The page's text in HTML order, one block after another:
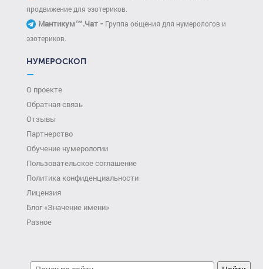
продвижение для эзотериков.
Мантикум™.Чат - Группа общения для нумерологов и
эзотериков.
НУМЕРОСКОП
—
О проекте
Обратная связь
Отзывы
Партнерство
Обучение нумерологии
Пользовательское соглашение
Политика конфиденциальности
Лицензия
Блог «Значение имени»
Разное